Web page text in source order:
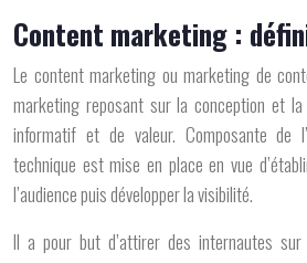
Content marketing :
Le content marketing ou marketing de
marketing reposant sur la conception et
informatif et de valeur. Composante de
technique est mise en place en vue
l’audience puis développer la visibilité.
Il a pour but d’attirer des internautes